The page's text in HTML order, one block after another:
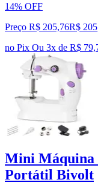
14% OFF
Preço R$ 205,76R$ 205
no Pix Ou 3x de R$
Mini Máquina
Portátil Bivolt